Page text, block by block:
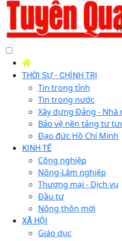
THỜI SỰ - CHÍNH TRỊ
Tin trong tỉnh
Tin trong nước
Xây dựng Đảng - Nhà
Bảo vệ nền tảng tư
Đạo đức Hồ Chí Minh
KINH TẾ
Công nghiệp
Nông-Lâm nghiệp
Thương mại - Dịch vụ
Đầu tư
Nông thôn mới
XÃ HỘI
Giáo dục